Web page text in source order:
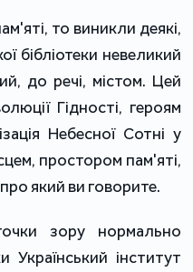
то виникли деякі,
бібліотеки невеликий
до речі, містом. Цей
Гідності, героям
Небесної Сотні у
простором пам'яті,
який ви говорите.
зору нормально
інститут